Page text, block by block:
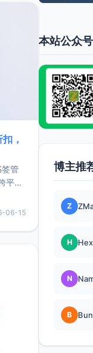
，
管
平
它还
06-15
本站公众
博主推
Z
H
N
B